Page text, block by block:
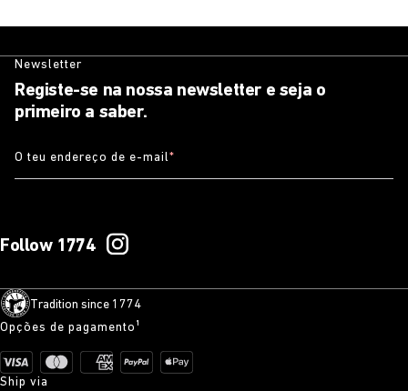
Newsletter
Registe-se na nossa newsletter e seja o
primeiro a saber.
O teu endereço de e-mail*
Follow 1774
Tradition since 1774
Opções de pagamento¹
Ship via